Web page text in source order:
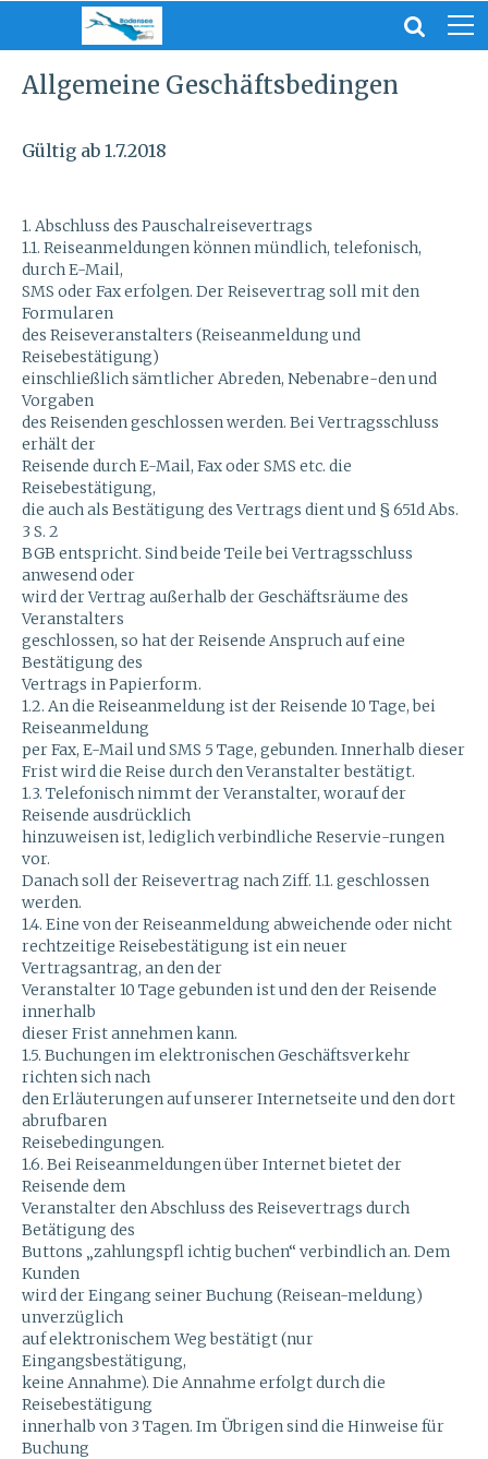
Allgemeine Geschäftsbedingen
Gültig ab 1.7.2018
1. Abschluss des Pauschalreisevertrags
1.1. Reiseanmeldungen können mündlich, telefonisch,
durch E-Mail,
SMS oder Fax erfolgen. Der Reisevertrag soll mit den
Formularen
des Reiseveranstalters (Reiseanmeldung und
Reisebestätigung)
einschließlich sämtlicher Abreden, Nebenabre-den und
Vorgaben
des Reisenden geschlossen werden. Bei Vertragsschluss
erhält der
Reisende durch E-Mail, Fax oder SMS etc. die
Reisebestätigung,
die auch als Bestätigung des Vertrags dient und § 651d Abs.
3 S. 2
BGB entspricht. Sind beide Teile bei Vertragsschluss
anwesend oder
wird der Vertrag außerhalb der Geschäftsräume des
Veranstalters
geschlossen, so hat der Reisende Anspruch auf eine
Bestätigung des
Vertrags in Papierform.
1.2. An die Reiseanmeldung ist der Reisende 10 Tage, bei
Reiseanmeldung
per Fax, E-Mail und SMS 5 Tage, gebunden. Innerhalb dieser
Frist wird die Reise durch den Veranstalter bestätigt.
1.3. Telefonisch nimmt der Veranstalter, worauf der
Reisende ausdrücklich
hinzuweisen ist, lediglich verbindliche Reservie-rungen
vor.
Danach soll der Reisevertrag nach Ziff. 1.1. geschlossen
werden.
1.4. Eine von der Reiseanmeldung abweichende oder nicht
rechtzeitige Reisebestätigung ist ein neuer
Vertragsantrag, an den der
Veranstalter 10 Tage gebunden ist und den der Reisende
innerhalb
dieser Frist annehmen kann.
1.5. Buchungen im elektronischen Geschäftsverkehr
richten sich nach
den Erläuterungen auf unserer Internetseite und den dort
abrufbaren
Reisebedingungen.
1.6. Bei Reiseanmeldungen über Internet bietet der
Reisende dem
Veranstalter den Abschluss des Reisevertrags durch
Betätigung des
Buttons „zahlungspfl ichtig buchen“ verbindlich an. Dem
Kunden
wird der Eingang seiner Buchung (Reisean-meldung)
unverzüglich
auf elektronischem Weg bestätigt (nur
Eingangsbestätigung,
keine Annahme). Die Annahme erfolgt durch die
Reisebestätigung
innerhalb von 3 Tagen. Im Übrigen sind die Hinweise für
Buchung